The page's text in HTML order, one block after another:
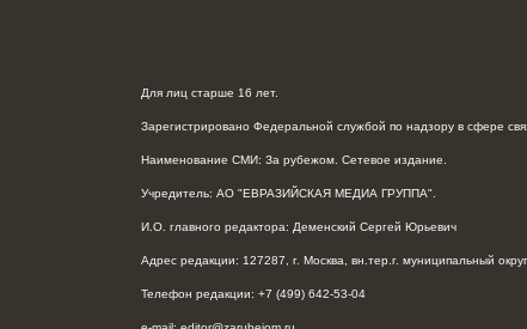
Для лиц старше 16 лет.
Зарегистрировано Федеральной службой по надзору в сфере
Наименование СМИ: За рубежом. Сетевое издание.
Учредитель: АО "ЕВРАЗИЙСКАЯ МЕДИА ГРУППА".
И.О. главного редактора: Деменский Сергей Юрьевич
Адрес редакции: 127287, г. Москва, вн.тер.г. муниципальный
Телефон редакции: +7 (499) 642-53-04